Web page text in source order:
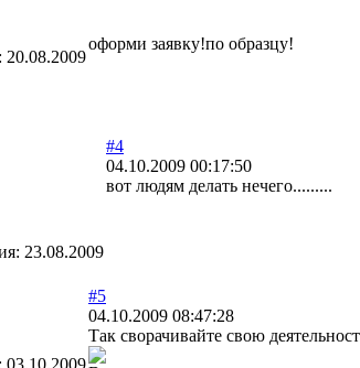
20.08.2009
оформи заявку!по образцу!
23.08.2009
#4
04.10.2009 00:17:50
вот людям делать нечего.........
03.10.2009
#5
04.10.2009 08:47:28
Так сворачивайте свою